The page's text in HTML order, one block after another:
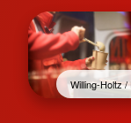
Willing-Holtz /